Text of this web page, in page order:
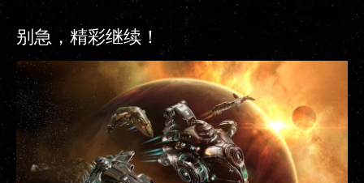
别急，精彩继续！